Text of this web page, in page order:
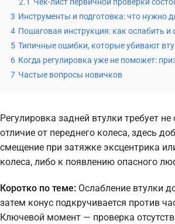
3 Инструменты и подготовка: что нужно
4 Пошаговая инструкция: как ослабить и
5 Типичные ошибки, которые убивают
6 Когда регулировка уже не поможет:
7 Частые вопросы новичков
Регулировка задней втулки требует
отличие от переднего колеса, здесь
смещение при затяжке эксцентрика
колеса, либо к появлению опасного
Коротко по теме: Ослабление втулки
затем конус подкручивается против
Ключевой момент — проверка